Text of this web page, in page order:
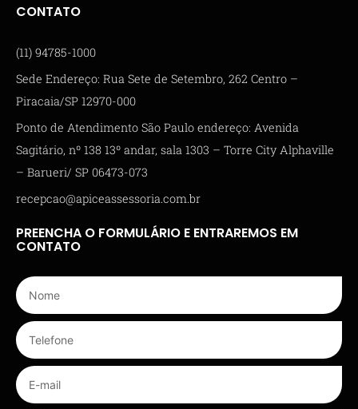
CONTATO
(11) 94785-1000
Sede Endereço: Rua Sete de Setembro, 262 Centro –
Piracaia/SP 12970-000
Ponto de Atendimento São Paulo endereço: Avenida
Sagitário, nº 138 13º andar, sala 1303 – Torre City Alphaville
– Barueri/ SP 06473-073
recepcao@apiceassessoria.com.br
PREENCHA O FORMULÁRIO E ENTRAREMOS EM
CONTATO